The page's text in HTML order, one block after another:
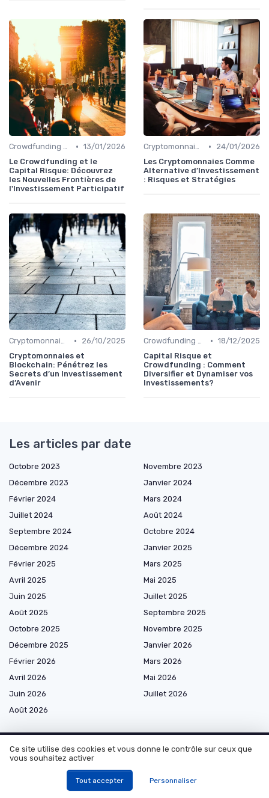
Crowdfunding et Capital Risque • 13/01/2026
Le Crowdfunding et le
Capital Risque: Découvrez
les Nouvelles Frontières de
l'Investissement Participatif
Cryptomonnaies •
24/01/2026
Les Cryptomonnaies Comme
Alternative d’Investissement
: Risques et Stratégies
Cryptomonnaies •
26/10/2025
Cryptomonnaies et
Blockchain: Pénétrez les
Secrets d’un Investissement
d’Avenir
Crowdfunding et Capital Risque • 18/12/2025
Capital Risque et
Crowdfunding : Comment
Diversifier et Dynamiser vos
Investissements?
Les articles par date
Octobre 2023
Novembre 2023
Décembre 2023
Janvier 2024
Février 2024
Mars 2024
Juillet 2024
Août 2024
Septembre 2024
Octobre 2024
Décembre 2024
Janvier 2025
Février 2025
Mars 2025
Avril 2025
Mai 2025
Juin 2025
Juillet 2025
Août 2025
Septembre 2025
Octobre 2025
Novembre 2025
Décembre 2025
Janvier 2026
Février 2026
Mars 2026
Avril 2026
Mai 2026
Juin 2026
Juillet 2026
Août 2026
Comprendre le prélèvement par Natixis Financement
Ce site utilise des cookies et vous donne le contrôle sur ceux que
vous souhaitez activer
Tout accepter Personnaliser